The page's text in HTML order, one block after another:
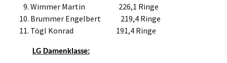
Wimmer Martin 226,1 Ringe
Brummer Engelbert 219,4 Ringe
Tögl Konrad 191,4 Ringe
LG Damenklasse: